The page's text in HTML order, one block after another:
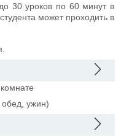
30 уроков по 60 минут в
может проходить в
обед, ужин)